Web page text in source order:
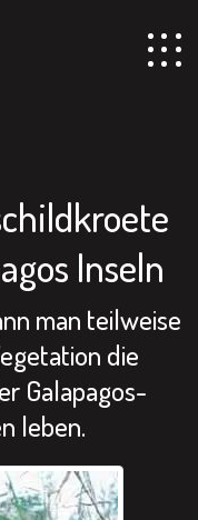
-->
Inseln
man teilweise
die
Galapagos-
leben.